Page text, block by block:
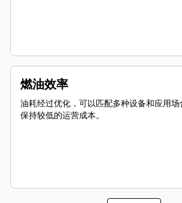
燃油效率
油耗经过优化，可以匹配多种设备和应用
保持较低的运营成本。